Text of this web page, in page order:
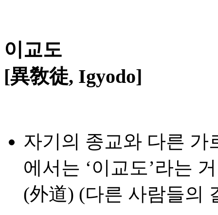
이교도
[異敎徒, Igyodo]
자기의 종교와 다른 가
에서는 ‘이교도’라는
(外道) (다른 사람들의